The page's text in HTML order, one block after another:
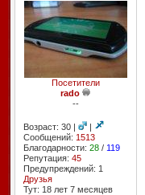
Посетители
rado
--
Возраст: 30 |
|
Сообщений: 1513
Благодарности: 28/ 119
Репутация: 45
Предупреждений: 1
Друзья
Тут: 18 лет 7 месяцев